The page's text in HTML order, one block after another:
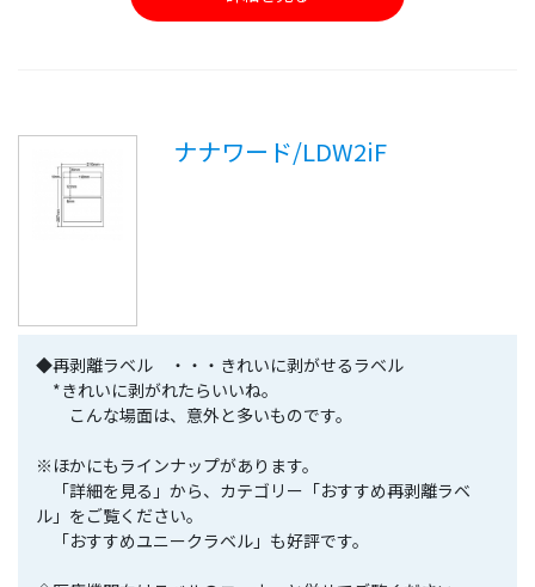
ナナワード/LDW2iF
◆再剥離ラベル ・・・きれいに剥がせるラベル
*きれいに剥がれたらいいね。
こんな場面は、意外と多いものです。
※ほかにもラインナップがあります。
「詳細を見る」から、カテゴリー「おすすめ再剥離ラベ
ル」をご覧ください。
「おすすめユニークラベル」も好評です。